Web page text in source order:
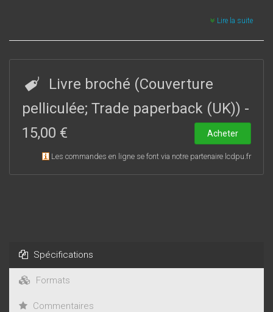
Lire la suite
Livre broché (Couverture
pelliculée; Trade paperback (UK)) -
15,00 €
Acheter
Les commandes en ligne se font via notre partenaire lcdpu.fr
Spécifications
Formats
Commentaires